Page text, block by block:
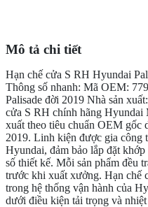
Mô tả chi tiết
Hạn chế cửa S RH Hyundai
Thông số nhanh: Mã OEM:
Palisade đời 2019 Nhà sản
cửa S RH chính hãng Hyundai
xuất theo tiêu chuẩn OEM gốc
2019. Linh kiện được gia công
Hyundai, đảm bảo lắp đặt
số thiết kế. Mỗi sản phẩm đều
trước khi xuất xưởng. Hạn chế
trong hệ thống vận hành của
dưới điều kiện tải trọng và